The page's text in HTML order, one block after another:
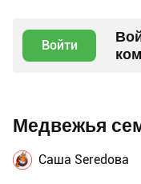
Войти
Медвежья
Саша Seredова